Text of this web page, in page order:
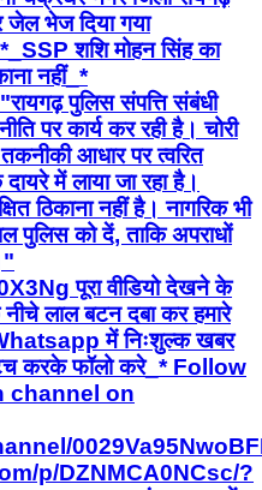
जेल भेज दिया गया
शशि मोहन सिंह का
नहीं_*
पुलिस संपत्ति संबंधी
पर कार्य कर रही है। चोरी
आधार पर त्वरित
में लाया जा रहा है।
ठिकाना नहीं है। नागरिक भी
पुलिस को दें, ताकि अपराधों
पूरा वीडियो देखने के
लाल बटन दबा कर हमारे
में निःशुल्क खबर
करके फॉलो करे_* Follow
channel on
p/DZNMCA0NCsc/?